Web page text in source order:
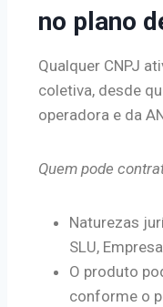
no plano
Qualquer CNPJ
coletiva, desde
operadora e da
Quem pode
Naturezas
SLU,
O produto
conforme o